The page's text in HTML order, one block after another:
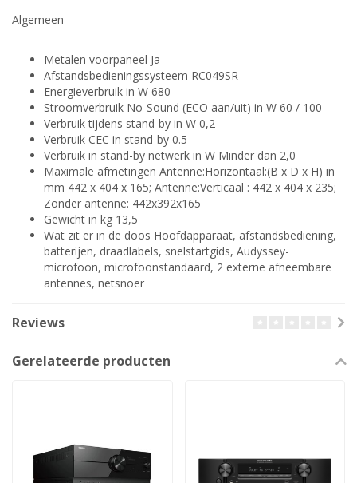
Algemeen
Metalen voorpaneel Ja
Afstandsbedieningssysteem RC049SR
Energieverbruik in W 680
Stroomverbruik No-Sound (ECO aan/uit) in W 60 / 100
Verbruik tijdens stand-by in W 0,2
Verbruik CEC in stand-by 0.5
Verbruik in stand-by netwerk in W Minder dan 2,0
Maximale afmetingen Antenne:Horizontaal:(B x D x H) in
mm 442 x 404 x 165; Antenne:Verticaal : 442 x 404 x 235;
Zonder antenne: 442x392x165
Gewicht in kg 13,5
Wat zit er in de doos Hoofdapparaat, afstandsbediening,
batterijen, draadlabels, snelstartgids, Audyssey-
microfoon, microfoonstandaard, 2 externe afneembare
antennes, netsnoer
Reviews
Gerelateerde producten